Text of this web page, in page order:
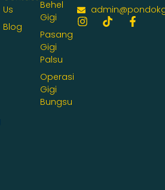
Behel
Gigi
Pasang
Gigi
Palsu
Operasi
Gigi
Bungsu
Us
Blog